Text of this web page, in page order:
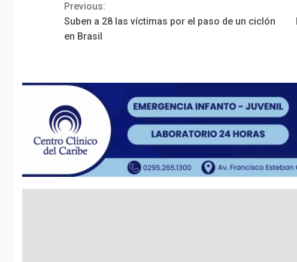
Continue
Reading
Previous:
Suben a 28 las víctimas por el paso de un ciclón
en Brasil